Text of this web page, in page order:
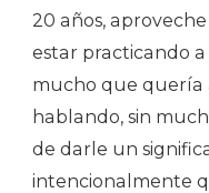
20 años,
estar practicando
mucho que quería
hablando, sin
de darle un
intencionalmente